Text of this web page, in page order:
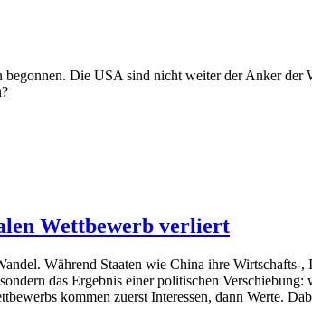
Die USA sind nicht weiter der Anker
Wettbewerb verliert
Während Staaten wie China ihre Wirtschafts-
das Ergebnis einer politischen
kommen zuerst Interessen, dann Werte.